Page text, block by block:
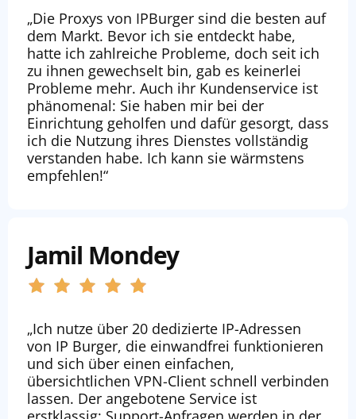
„Die Proxys von IPBurger sind die besten auf
dem Markt. Bevor ich sie entdeckt habe,
hatte ich zahlreiche Probleme, doch seit ich
zu ihnen gewechselt bin, gab es keinerlei
Probleme mehr. Auch ihr Kundenservice ist
phänomenal: Sie haben mir bei der
Einrichtung geholfen und dafür gesorgt, dass
ich die Nutzung ihres Dienstes vollständig
verstanden habe. Ich kann sie wärmstens
empfehlen!“
Jamil Mondey
„Ich nutze über 20 dedizierte IP-Adressen
von IP Burger, die einwandfrei funktionieren
und sich über einen einfachen,
übersichtlichen VPN-Client schnell verbinden
lassen. Der angebotene Service ist